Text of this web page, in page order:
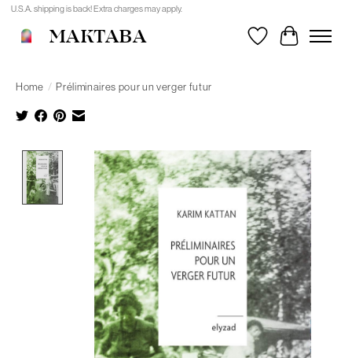
U.S.A. shipping is back! Extra charges may apply.
MAKTABA WishlistCart
Home / Préliminaires pour un verger futur
Product image slideshow Items